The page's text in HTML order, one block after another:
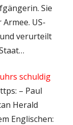
Sie
US-
verurteilt
schuldig
– Paul
Herald
Englischen: